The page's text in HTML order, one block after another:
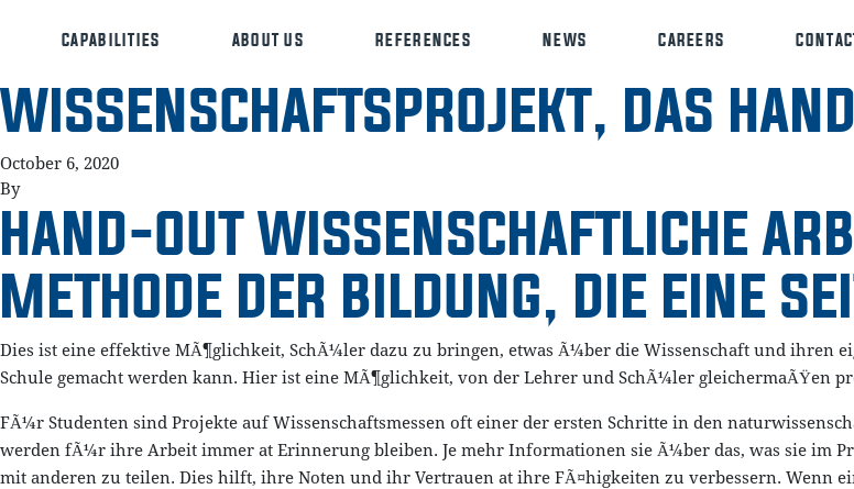
CAPABILITIES ABOUT US REFERENCES NEWS CAREERS
WISSENSCHAFTSPROJEKT, DAS
October 6, 2020
By
HAND-OUT WISSENSCHAFTLICHE
METHODE DER BILDUNG, DIE EINE
Dies ist eine effektive MÃ¶glichkeit, SchÃ¼ler dazu zu bringen, etwas Ã¼ber die Wissenschaft und ihren
Schule gemacht werden kann. Hier ist eine MÃ¶glichkeit, von der Lehrer und SchÃ¼ler gleichermaÃŸen
FÃ¼r Studenten sind Projekte auf Wissenschaftsmessen oft einer der ersten Schritte in den
werden fÃ¼r ihre Arbeit immer at Erinnerung bleiben. Je mehr Informationen sie Ã¼ber das, was sie im
mit anderen zu teilen. Dies hilft, ihre Noten und ihr Vertrauen at ihre FÃ¤higkeiten zu verbessern. Wenn